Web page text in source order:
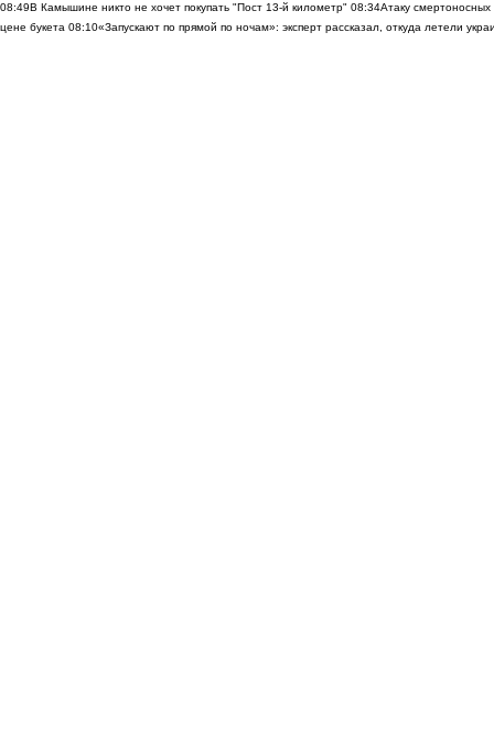
08:49В Камышине никто не хочет покупать "Пост 13-й километр" 08:34Атаку
цене букета 08:10«Запускают по прямой по ночам»: эксперт рассказал, откуда летели